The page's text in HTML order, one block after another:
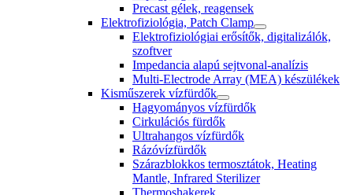
Precast gélek, reagensek
Elektrofiziológia, Patch Clamp
Elektrofiziológiai erősítők, digitalizálók,
szoftver
Impedancia alapú sejtvonal-analízis
Multi-Electrode Array (MEA) készülékek
Kisműszerek vízfürdők
Hagyományos vízfürdők
Cirkulációs fürdők
Ultrahangos vízfürdők
Rázóvízfürdők
Szárazblokkos termosztátok, Heating
Mantle, Infrared Sterilizer
Thermoshakerek